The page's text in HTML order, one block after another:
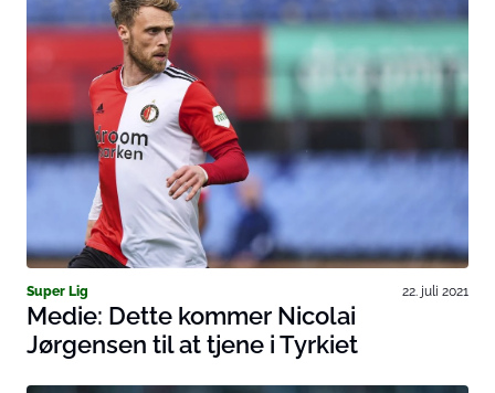
Super Lig 22. juli 2021
Medie: Dette kommer Nicolai
Jørgensen til at tjene i Tyrkiet